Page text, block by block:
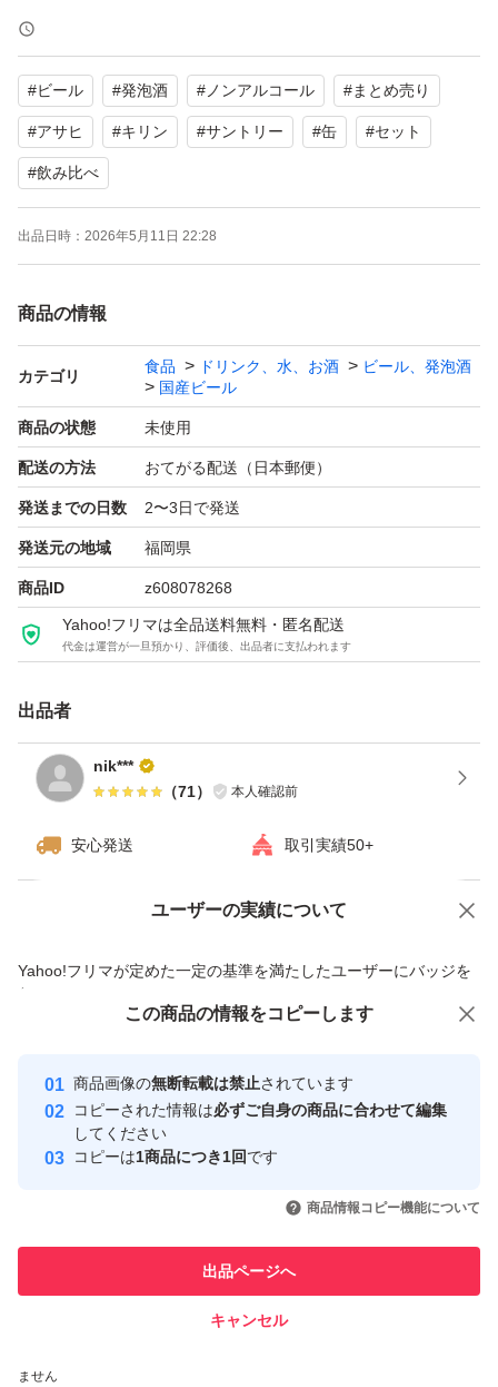
2026.12 × 3
・アサヒ生ビール マルエフ
350ml 2026.11
500ml 2026.10
500ml 2026.12
・ザ・プレミアム・モルツ 500ml 2026.11
・キリン グッドエール 2026.08
2026.09 × 2
・本麒麟 2026.10
・炎麗 プラチナダブル 2026.08
・アサヒ スタイルフリー 2026.11
ノンアルコール
・アサヒゼロ 2026.10
・キリン グリーンズフリー 2026.08 × 2
チューハイも出品しています。
まとめて発送の場合、送料計算し直しお値下げさせて頂き
自宅保管になります。
ご理解頂ける方、よろしくお願い致しますm(_ _)m
#ビール #発泡酒 #ノンアルコール #まとめ売り
#アサヒ #キリン #サントリー #缶 #セット
#飲み比べ
出品日時： 2026年5月11日 22:28
商品の情報
カテゴリ
食品 ドリンク、水、お酒
ビール、発泡酒
国産ビール
商品の状態 未使用
配送の方法 おてがる配送（日本郵便）
発送までの日数 2〜3日で発送
発送元の地域 福岡県
商品ID z608078268
Yahoo!フリマは全品送料無料・匿名配送
代金は運営が一旦預かり、評価後、出品者に支払われます
出品者
nik***
（71） 本人確認前
安心発送 取引実績50+
ユーザーの実績について
Yahoo!フリマが定めた一定の基準を満たしたユーザーにバッジを
付与しています
安心取引出品者
心・安全なユーザーです
取引実績
引を完了させた実績があります
での取引実績があります
ません
価格の相談 商品への質問
この商品の情報をコピーします
商品画像の無断転載は禁止されています
コピーされた情報は必ずご自身の商品に合わせて編集
してください
コピーは1商品につき1回です
商品情報コピー機能について
出品ページへ
キャンセル
この商品をみている人にオススメ